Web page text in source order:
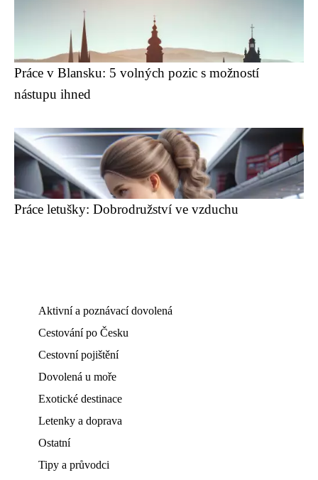
Práce v Blansku: 5 volných pozic s možností
nástupu ihned
Práce letušky: Dobrodružství ve vzduchu
Aktivní a poznávací dovolená
Cestování po Česku
Cestovní pojištění
Dovolená u moře
Exotické destinace
Letenky a doprava
Ostatní
Tipy a průvodci